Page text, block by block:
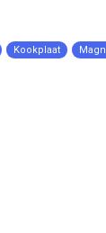
Kookplaat